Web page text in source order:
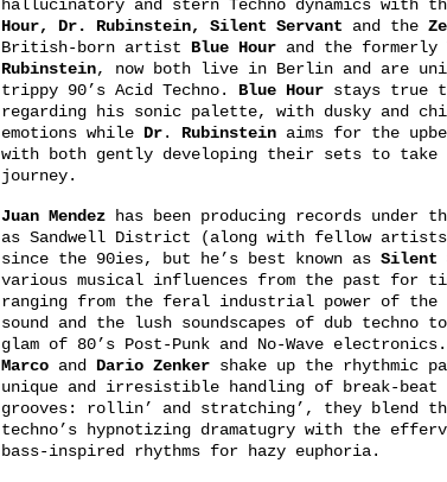
hallucinatory and stern Techno dynamics with
Hour, Dr. Rubinstein, Silent Servant and the
British-born artist Blue Hourand the formerly
Rubinstein, now both live in Berlin and are
trippy 90’s Acid Techno. Blue Hourstays true
regarding his sonic palette, with dusky and
emotions while Dr. Rubinsteinaims for the
with both gently developing their sets to take
journey.
Juan Mendezhas been producing records under
as Sandwell District (along with fellow artists
since the 90ies, but he’s best known as Silent
various musical influences from the past for
ranging from the feral industrial power of the
sound and the lush soundscapes of dub techno
glam of 80’s Post-Punk and No-Wave electronics.
Marco and Dario Zenkershake up the rhythmic
unique and irresistible handling of break-beat
grooves: rollin’ and stratching’, they blend
techno’s hypnotizing dramatugry with the
bass-inspired rhythms for hazy euphoria.